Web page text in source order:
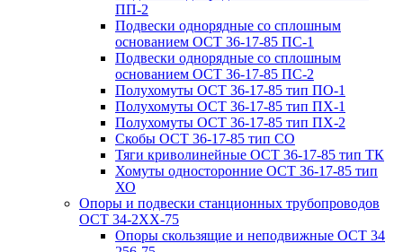
ПП-2
Подвески однорядные со сплошным
основанием ОСТ 36-17-85 ПС-1
Подвески однорядные со сплошным
основанием ОСТ 36-17-85 ПС-2
Полухомуты ОСТ 36-17-85 тип ПО-1
Полухомуты ОСТ 36-17-85 тип ПХ-1
Полухомуты ОСТ 36-17-85 тип ПХ-2
Скобы ОСТ 36-17-85 тип СО
Тяги криволинейные ОСТ 36-17-85 тип ТК
Хомуты односторонние ОСТ 36-17-85 тип
ХО
Опоры и подвески станционных трубопроводов
ОСТ 34-2XX-75
Опоры скользящие и неподвижные ОСТ 34